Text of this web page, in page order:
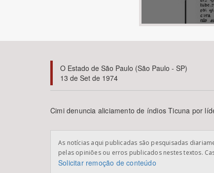
O Estado de São Paulo (São Paulo - SP)
13 de Set de 1974
Cimi denuncia aliciamento de índios Ticuna por
As notícias aqui publicadas são pesquisadas
pelas opiniões ou erros publicados nestes textos.
Solicitar remoção de conteúdo